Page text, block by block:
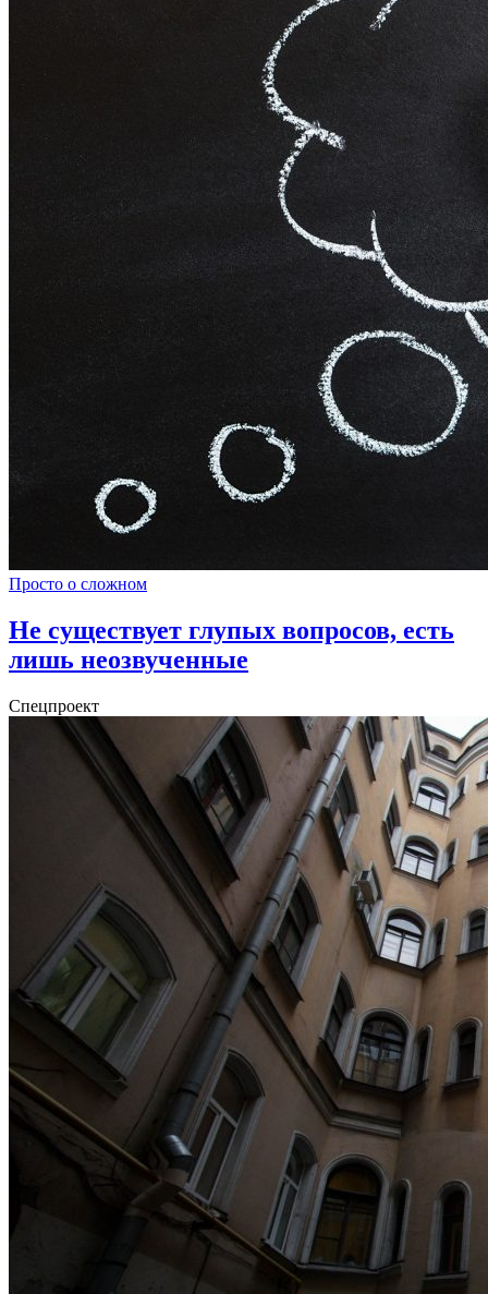
Просто о сложном
Не существует глупых вопросов, есть
лишь неозвученные
Спецпроект